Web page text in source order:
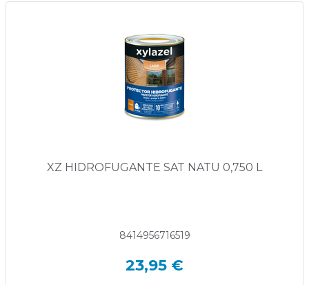
XZ HIDROFUGANTE SAT NATU 0,750 L
8414956716519
23,95 €